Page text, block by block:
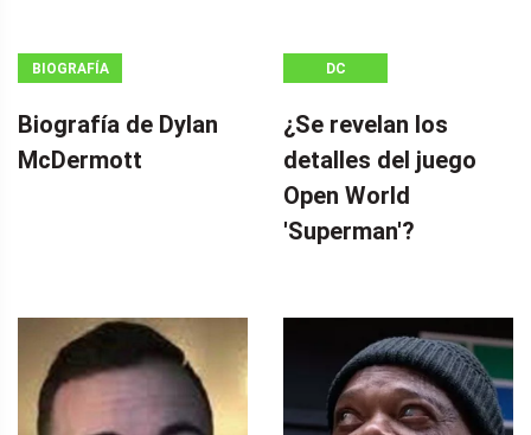
BIOGRAFÍA
Biografía de Dylan
McDermott
DC
¿Se revelan los
detalles del juego
Open World
'Superman'?